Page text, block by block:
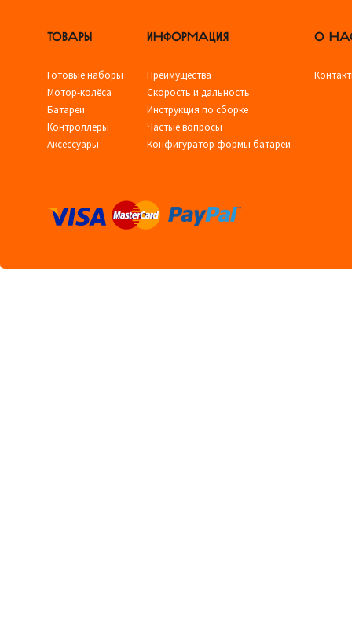
ТОВАРЫ
Готовые наборы
Мотор-колёса
Батареи
Контроллеры
Аксессуары
ИНФОРМАЦИЯ
Преимущества
Скорость и дальность
Инструкция по сборке
Частые вопросы
Конфигуратор формы батареи
О